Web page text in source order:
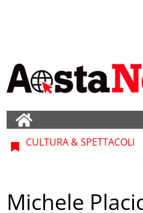
CULTURA & SPETTACOLI
Michele